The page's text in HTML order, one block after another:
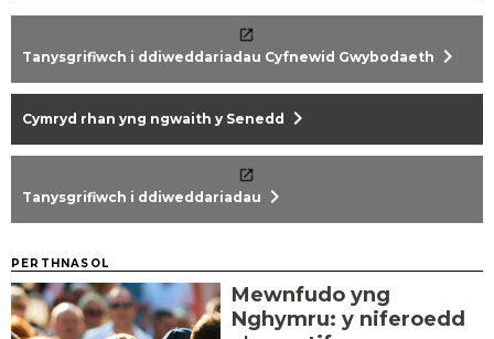
Tanysgrifiwch i ddiweddariadau Cyfnewid Gwybodaeth chevron_right
Cymryd rhan yng ngwaith y Senedd chevron_right
Tanysgrifiwch i ddiweddariadau chevron_right
PERTHNASOL
Mewnfudo yng
Nghymru: y niferoedd